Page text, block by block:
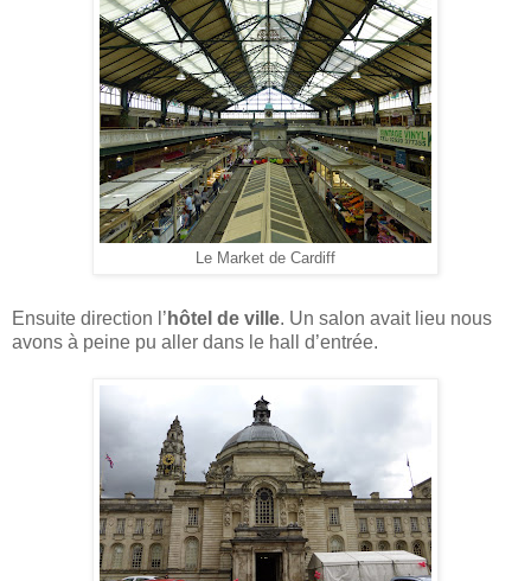
Le Market de Cardiff
Ensuite direction l’ hôtel de ville. Un salon avait lieu nous
avons à peine pu aller dans le hall d’entrée.